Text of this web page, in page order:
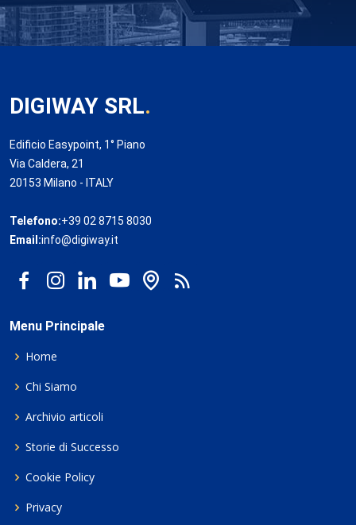
DIGIWAY SRL.
Edificio Easypoint, 1° Piano
Via Caldera, 21
20153 Milano - ITALY
Telefono:+39 02 8715 8030
Email:info@digiway.it
Menu Principale
Home
Chi Siamo
Archivio articoli
Storie di Successo
Cookie Policy
Privacy